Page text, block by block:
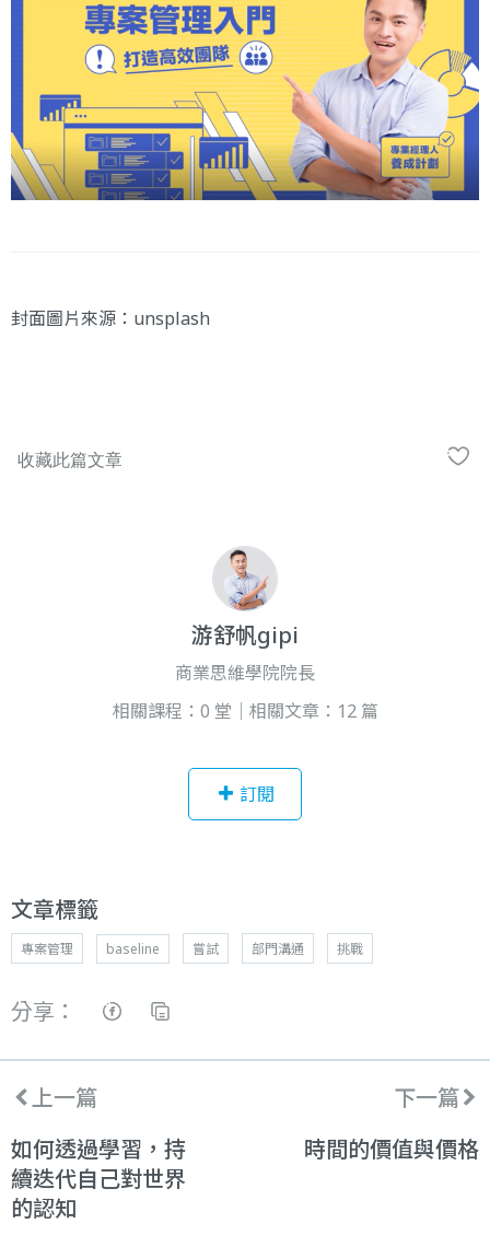
封面圖片來源： unsplash
游舒帆gipi
商業思維學院院長
相關課程：0 堂｜相關文章：12 篇
訂閱
文章標籤
專案管理 baseline 嘗試 部門溝通 挑戰
分享：
上一篇
如何透過學習，持
續迭代自己對世界
的認知
下一篇
時間的價值與價格